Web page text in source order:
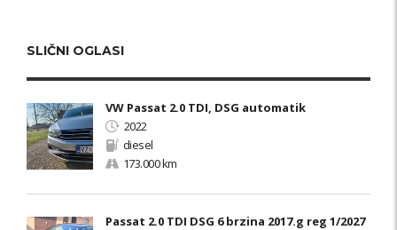
SLIČNI OGLASI
VW Passat 2.0 TDI, DSG automatik
2022
diesel
173.000 km
Passat 2.0 TDI DSG 6 brzina 2017.g reg 1/2027